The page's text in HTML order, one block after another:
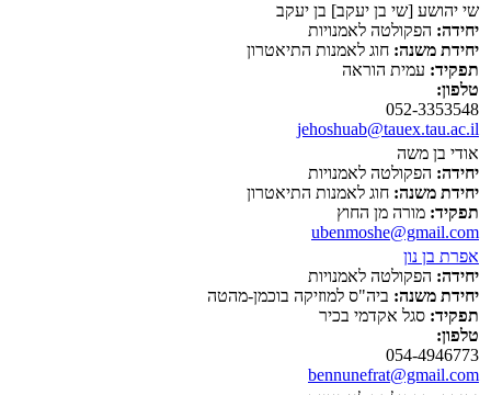
שי יהושע [שי בן יעקב] בן יעקב
יחידה: הפקולטה לאמנויות
יחידת משנה: חוג לאמנות התיאטרון
תפקיד: עמית הוראה
טלפון:
052-3353548
jehoshuab@tauex.tau.ac.il
אודי בן משה
יחידה: הפקולטה לאמנויות
יחידת משנה: חוג לאמנות התיאטרון
תפקיד: מורה מן החוץ
ubenmoshe@gmail.com
אפרת בן נון
יחידה: הפקולטה לאמנויות
יחידת משנה: ביה"ס למוזיקה בוכמן-מהטה
תפקיד: סגל אקדמי בכיר
טלפון:
054-4946773
bennunefrat@gmail.com